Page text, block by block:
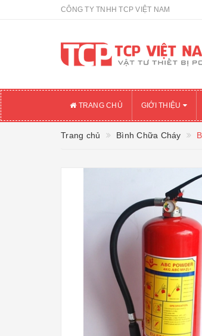
CÔNG TY TNHH TCP VIỆT NAM
TRANG CHỦ GIỚI THIỆU
Trang chủ Bình Chữa Cháy